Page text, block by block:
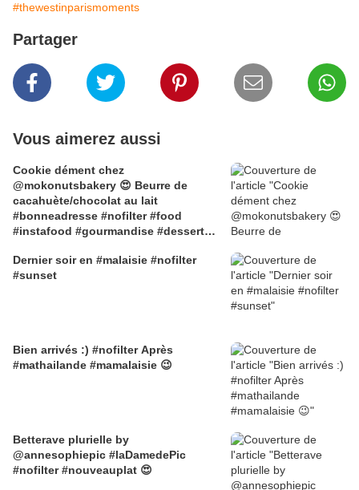
#thewestinparismoments
Partager
Vous aimerez aussi
Cookie dément chez
@mokonutsbakery 😍 Beurre de
cacahuète/chocolat au lait
#bonneadresse #nofilter #food
#instafood #gourmandise #dessert
Dernier soir en #malaisie #nofilter
#sunset
Bien arrivés :) #nofilter Après
#mathailande #mamalaisie 😉
Betterave plurielle by
@annesophiepic #laDamedePic
#nofilter #nouveauplat 😍